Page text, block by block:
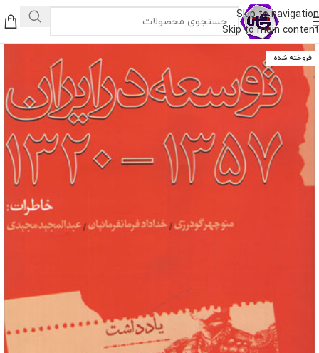
Skip to navigation
Skip to main content
فروخته شده